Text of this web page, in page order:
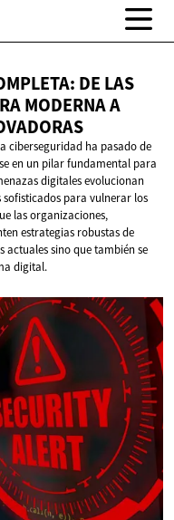
DE LAS
MODERNA A
ciberseguridad ha pasado de
en un pilar fundamental para
digitales evolucionan
para vulnerar los
las organizaciones,
estrategias robustas de
actuales sino que también se
digital.